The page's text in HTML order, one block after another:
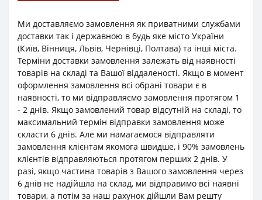
Ми доставляємо замовлення як приватними службами
доставки так і державною в будь яке місто України
(Київ, Вінниця, Львів, Чернівці, Полтава) та інші міста.
Терміни доставки замовлення залежать від наявності
товарів на складі та Вашої віддаленості. Якщо в момент
оформлення замовлення всі обрані товари є в
наявності, то ми відправляємо замовлення протягом 1
- 2 днів. Якщо замовлений товар відсутній на складі, то
максимальний термін відправки замовлення може
скласти 6 днів. Але ми намагаємося відправляти
замовлення клієнтам якомога швидше, і 90% замовлень
клієнтів відправляються протягом перших 2 днів. У
разі, якщо частина товарів з Вашого замовлення через
6 днів не надійшла на склад, ми відправимо всі наявні
товари, а потім за наш рахунок дійшли Вам решту